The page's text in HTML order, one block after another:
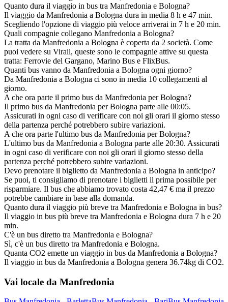
Quanto dura il viaggio in bus tra Manfredonia e Bologna?
Il viaggio da Manfredonia a Bologna dura in media 8 h e 47 min.
Scegliendo l'opzione di viaggio più veloce arriverai in 7 h e 20 min.
Quali compagnie collegano Manfredonia a Bologna?
La tratta da Manfredonia a Bologna è coperta da 2 società. Come
puoi vedere su Virail, queste sono le compagnie attive su questa
tratta: Ferrovie del Gargano, Marino Bus e FlixBus.
Quanti bus vanno da Manfredonia a Bologna ogni giorno?
Da Manfredonia a Bologna ci sono in media 10 collegamenti al
giorno.
A che ora parte il primo bus da Manfredonia per Bologna?
Il primo bus da Manfredonia per Bologna parte alle 00:05.
Assicurati in ogni caso di verificare con noi gli orari il giorno stesso
della partenza perché potrebbero subire variazioni.
A che ora parte l'ultimo bus da Manfredonia per Bologna?
L'ultimo bus da Manfredonia a Bologna parte alle 20:30. Assicurati
in ogni caso di verificare con noi gli orari il giorno stesso della
partenza perché potrebbero subire variazioni.
Devo prenotare il biglietto da Manfredonia a Bologna in anticipo?
Se puoi, ti consigliamo di prenotare i biglietti il prima possibile per
risparmiare. Il bus che abbiamo trovato costa 42,47 € ma il prezzo
potrebbe cambiare in base alla domanda.
Quanto dura il viaggio più breve tra Manfredonia e Bologna in bus?
Il viaggio in bus più breve tra Manfredonia e Bologna dura 7 h e 20
min.
C'è un bus diretto tra Manfredonia e Bologna?
Sì, c'è un bus diretto tra Manfredonia e Bologna.
Quanta CO2 emette un viaggio in bus da Manfredonia a Bologna?
Il viaggio in bus da Manfredonia a Bologna genera 36.74kg di CO2.
Vai locale da Manfredonia